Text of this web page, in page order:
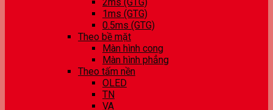
1ms (GTG)
0.5ms (GTG)
Theo bề mặt
Màn hình cong
Màn hình phẳng
Theo tấm nền
OLED
TN
VA